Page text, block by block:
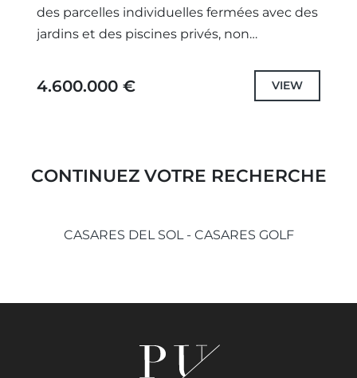
des parcelles individuelles fermées avec des
jardins et des piscines privés, non
méticuleusement et sélectionnés avec des
spécifications et des équipements...
4.600.000 € VIEW
CONTINUEZ VOTRE RECHERCHE
CASARES DEL SOL - CASARES GOLF